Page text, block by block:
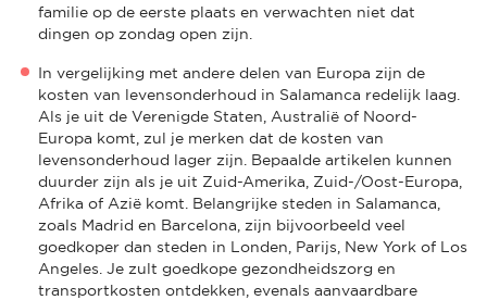
familie op de eerste plaats en verwachten niet dat
dingen op zondag open zijn.
In vergelijking met andere delen van Europa zijn de
kosten van levensonderhoud in Salamanca redelijk laag.
Als je uit de Verenigde Staten, Australië of Noord-
Europa komt, zul je merken dat de kosten van
levensonderhoud lager zijn. Bepaalde artikelen kunnen
duurder zijn als je uit Zuid-Amerika, Zuid-/Oost-Europa,
Afrika of Azië komt. Belangrijke steden in Salamanca,
zoals Madrid en Barcelona, zijn bijvoorbeeld veel
goedkoper dan steden in Londen, Parijs, New York of Los
Angeles. Je zult goedkope gezondheidszorg en
transportkosten ontdekken, evenals aanvaardbare